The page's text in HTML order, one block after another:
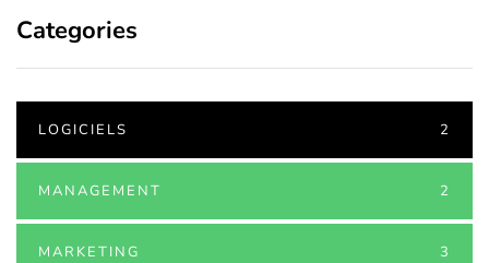
Categories
LOGICIELS 2
MANAGEMENT 2
MARKETING 3